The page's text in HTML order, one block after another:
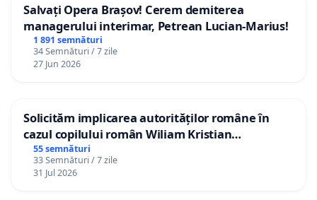
Salvați Opera Brașov! Cerem demiterea
managerului interimar, Petrean Lucian-Marius!
1 891 semnături
34 Semnături / 7 zile
27 Jun 2026
Solicităm implicarea autorităților române în
cazul copilului român Wiliam Kristian
Gheorghe, aflat în plasament în Danemarca de
12 ani
55 semnături
33 Semnături / 7 zile
31 Jul 2026